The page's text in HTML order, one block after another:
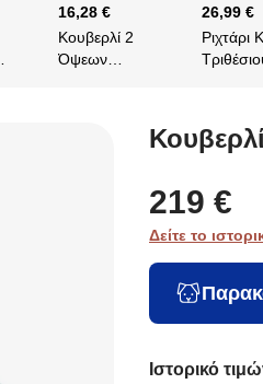
16,28 €
Κουβερλί 2
Όψεων
26,99 €
Ριχτάρι
219 €
Δείτε το
Ιστορικό